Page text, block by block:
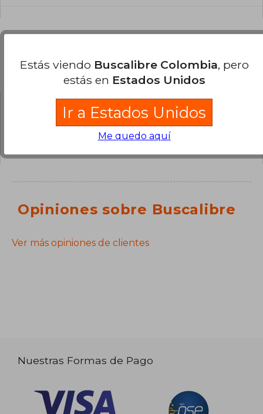
Preguntas y respuestas sobre el libro
¿Tienes una pregunta sobre el libro?
para poder agregar tu propia pregunta.
Opiniones sobre Buscalibre
Ver más opiniones de clientes
Nuestras Formas de Pago
Estás viendo Buscalibre Colombia, pero
estás en Estados Unidos
Ir a Estados Unidos
Me quedo aquí